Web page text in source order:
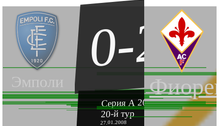
Эмполи
0-2
Серия А 2007-2008
20-й тур
27.01.2008